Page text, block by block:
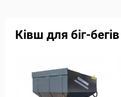
Ківш для біг-бегів